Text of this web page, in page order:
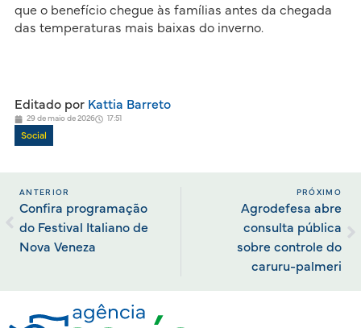
que o benefício chegue às famílias antes da chegada
das temperaturas mais baixas do inverno.
Editado porKattia Barreto
29 de maio de 2026 17:51
Social
ANTERIOR
Confira programação
do Festival Italiano de
Nova Veneza
PRÓXIMO
Agrodefesa abre
consulta pública
sobre controle do
caruru-palmeri